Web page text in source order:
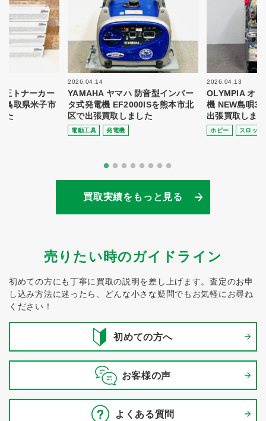
トナーカー
鳥取県米子市
た
2026.04.14
YAMAHA ヤマハ 防音型インバー
タ式発電機 EF2000ISを熊本市北
区で出張買取しました
電動⼯具 発電機
2026.04.13
OLYMPIA オ
機 NEW島唄
出張買取しま
ホビー スロット
買取実績をもっと見る
売りたい時のガイドライン
初めての方にも丁寧に買取の説明を差し上げます。査定のお申
し込み方法に迷ったら、どんな小さな疑問でもお気軽にお尋ね
ください！
初めての方へ
お客様の声
よくある質問